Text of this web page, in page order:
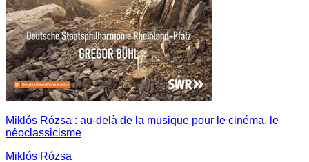
Miklós Rózsa : au-delà de la musique pour le cinéma, le
néoclassicisme
Miklós Rózsa